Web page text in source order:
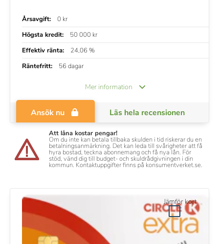
Årsavgift:
0 kr
Högsta kredit:
50 000 kr
Effektiv ränta:
24,06 %
Räntefritt:
56 dagar
Mer information
Ansök nu Läs hela recensionen
Att låna kostar pengar!
Om du inte kan betala tillbaka skulden i tid riskerar du en
betalningsanmärkning. Det kan leda till svårigheter att få
hyra bostad, teckna abonnemang och få nya lån. För
stöd, vänd dig till budget- och skuldrådgivningen i din
kommun. Kontaktuppgifter finns på konsumentverket.se.
Jämför kort